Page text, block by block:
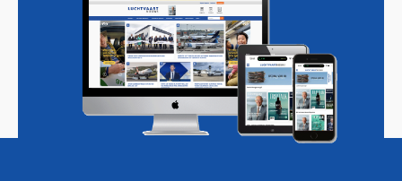
Magazine Podcasts Vacatures